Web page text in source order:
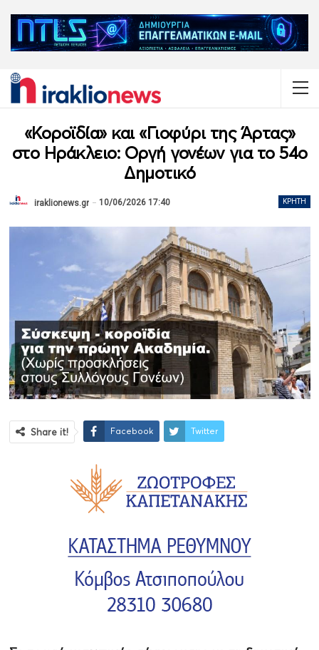
«Κοροϊδία» και «Γιοφύρι της Άρτας»
στο Ηράκλειο: Οργή γονέων για το 54ο
Δημοτικό
ΚΡΉΤΗ
iraklionews.gr 10/06/2026 17:40
Share it! Facebook Twitter